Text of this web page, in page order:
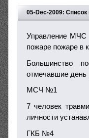
05-Dec-2009:
Управление МЧС
пожаре пожаре в
Большинство
отмечавшие день
МСЧ №1
7 человек
личности
ГКБ №4